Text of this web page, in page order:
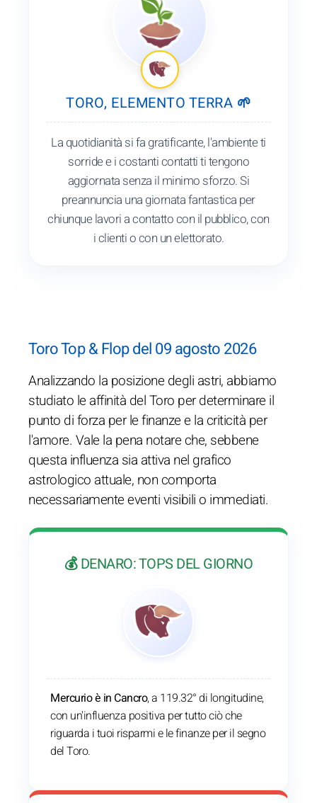
TORO, ELEMENTO TERRA 🌱
La quotidianità si fa gratificante, l'ambiente ti
sorride e i costanti contatti ti tengono
aggiornata senza il minimo sforzo. Si
preannuncia una giornata fantastica per
chiunque lavori a contatto con il pubblico, con
i clienti o con un elettorato.
Toro Top & Flop del 09 agosto 2026
Analizzando la posizione degli astri, abbiamo
studiato le affinità del Toro per determinare il
punto di forza per le finanze e la criticità per
l'amore. Vale la pena notare che, sebbene
questa influenza sia attiva nel grafico
astrologico attuale, non comporta
necessariamente eventi visibili o immediati.
💰 DENARO: TOPS DEL GIORNO
Mercurio è in Cancro, a 119.32° di longitudine,
con un'influenza positiva per tutto ciò che
riguarda i tuoi risparmi e le finanze per il segno
del Toro.